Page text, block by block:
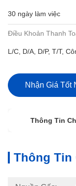
30 ngày làm việc
Điều Khoản Thanh
L/C, D/A, D/P, T/T,
Nhận Giá Tốt
Thông Tin
Thông Tin